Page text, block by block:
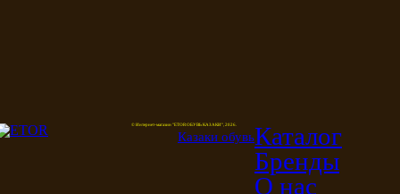
© Интернет-магазин "ETOR ОБУВЬ КАЗАКИ", 2026.
Казаки обувьКаталог
Бренды
О нас